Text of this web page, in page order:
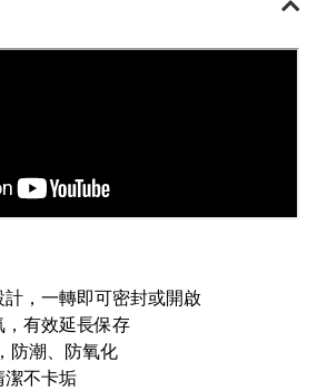
，一轉即可密封或開啟
，有效延長保存
防潮、防氧化
潔不卡垢